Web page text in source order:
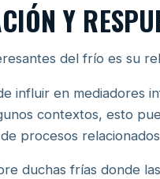
Y
del frío es su
influir en mediadores
contextos, esto
procesos
duchas frías donde